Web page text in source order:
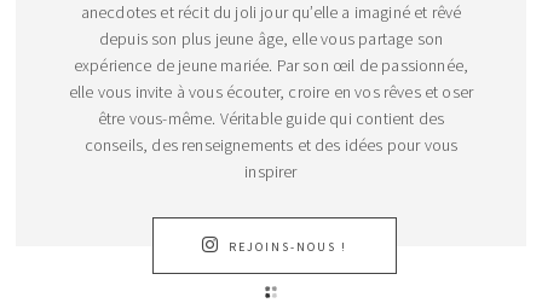
anecdotes et récit du joli jour qu’elle a imaginé et rêvé
depuis son plus jeune âge, elle vous partage son
expérience de jeune mariée. Par son œil de passionnée,
elle vous invite à vous écouter, croire en vos rêves et oser
être vous-même. Véritable guide qui contient des
conseils, des renseignements et des idées pour vous
inspirer
REJOINS-NOUS !